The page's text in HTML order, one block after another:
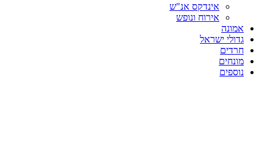
אינדקס אנ"ש
אירוח ונופש
אמונה
גדולי ישראל
חרדים
מונחים
נוספים